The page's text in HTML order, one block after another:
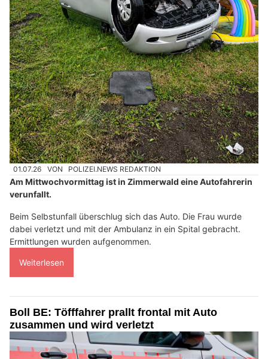
01.07.26 VON POLIZEI.NEWS REDAKTION
Am Mittwochvormittag ist in Zimmerwald eine Autofahrerin
verunfallt.
Beim Selbstunfall überschlug sich das Auto. Die Frau wurde
dabei verletzt und mit der Ambulanz in ein Spital gebracht.
Ermittlungen wurden aufgenommen.
Weiterlesen
Boll BE: Töfffahrer prallt frontal mit Auto
zusammen und wird verletzt